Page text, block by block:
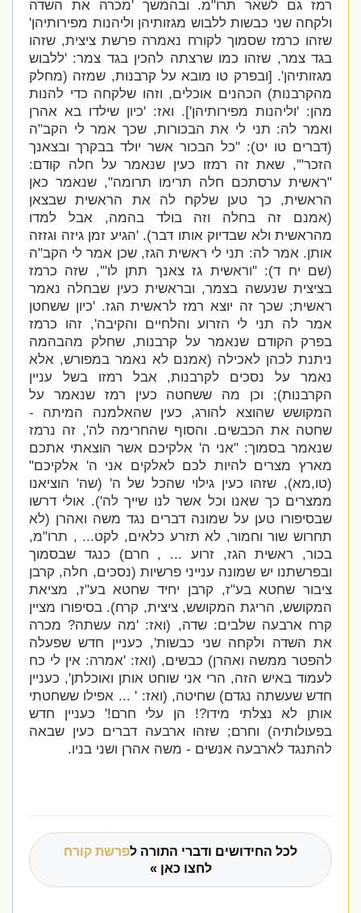
רמז גם לשאר תרו"מ. ובהמשך 'מכרה את השדה
ולקחה שני כבשות ללבוש מגזותיהן וליהנות מפירותיהן'
שזהו כרמז שסמוך לקורח נאמרה פרשת ציצית, שזהו
בגד צמר, שזהו כמו שרצתה להכין בגד צמר: 'ללבוש
מגזותיהן'. [ובפרק טו מובא על קרבנות, שמזה (מחלק
מהקרבנות) הכהנים אוכלים, וזהו שלקחה כדי להנות
מהן: 'וליהנות מפירותיהן']. ואז: 'כיון שילדו בא אהרן
ואמר לה: תני לי את הבכורות, שכך אמר לי הקב"ה
(דברים טו יט): "כל הבכור אשר יולד בבקרך ובצאנך
הזכר"', שאת זה רמזו כעין שנאמר על חלה קודם:
ראשית ערסתכם חלה תרימו תרומה", שנאמר כאן
הראשית, כך טען שלקח לה את הראשית שבצאן
(אמנם זה בחלה וזה בולד בהמה, אבל למדו
מהראשית ולא שבדיוק אותו דבר). 'הגיע זמן גיזה וגזזה
אותן. אמר לה: תני לי ראשית הגז, שכן אמר לי הקב"ה
(שם יח ד): "וראשית גז צאנך תתן לו"', שזה כרמז
בציצית שנעשה בצמר, ובראשית כעין שבחלה נאמר
ראשית; שכך זה יוצא רמז לראשית הגז. 'כיון ששחטן
אמר לה תני לי הזרוע והלחיים והקיבה', זהו כרמז
בפרק הקודם שנאמר על קרבנות, שחלק מהבהמה
ניתנת לכהן לאכילה (אמנם לא נאמר במפורש, אלא
נאמר על נסכים לקרבנות, אבל רמזו בשל עניין
הקרבנות); וכן מה ששחטה כעין רמז שנאמר על
המקושש שהוצא להורג, כעין שהאלמנה המיתה -
שחטה את הכבשים. והסוף שהחרימה לה', זה נרמז
שנאמר בסמוך: "אני ה' אלקיכם אשר הוצאתי אתכם
מארץ מצרים להיות לכם לאלקים אני ה' אלקיכם"
(טו,מא), שזהו כעין גילוי שהכל של ה' (שה' הוציאנו
ממצרים כך שאנו וכל אשר לנו שייך לה'). אולי דרשו
שבסיפורו טען על שמונה דברים נגד משה ואהרן (לא
תחרוש שור וחמור, לא תזרע כלאים, לקט... , תרו"מ,
בכור, ראשית הגז, זרוע ... , חרם) כנגד שבסמוך
ובפרשתנו יש שמונה ענייני פרשיות (נסכים, חלה, קרבן
ציבור שחטא בע"ז, קרבן יחיד שחטא בע"ז, מציאת
המקושש, הריגת המקושש, ציצית, קרח). בסיפורו מציין
קרח ארבעה שלבים: שדה, (ואז: 'מה עשתה?מכרה
את השדה ולקחה שני כבשות', כעניין חדש שפעלה
להפטר ממשה ואהרן)כבשים, (ואז: 'אמרה: אין לי כח
לעמוד באיש הזה, הרי אני שוחטאותן ואוכלתן', כעניין
חדש שעשתה נגדם)שחיטה, (ואז: ' ...אפילו ששחטתי
אותן לא נצלתי מידו?! הן עלי חרם!' כעניין חדש
בפעולותיה)וחרם; שזהו ארבעה דברים כעין שבאה
להתנגד לארבעה אנשים - משה אהרן ושני בניו.
לכל החידושים ודברי התורה לפרשת קורח
לחצו כאן »